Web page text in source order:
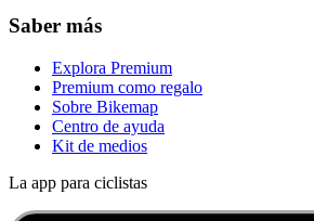
Saber más
Explora Premium
Premium como regalo
Sobre Bikemap
Centro de ayuda
Kit de medios
La app para ciclistas